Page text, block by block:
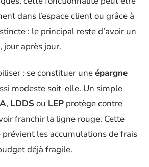
dans l’espace client ou grâce à
: le principal reste d’avoir un
après jour.
: se constituer uneépargne
modeste soit-elle. Un simple
, LDDSou LEP protège contre
franchir la ligne rouge. Cette
prévient les accumulations de frais
déjà fragile.